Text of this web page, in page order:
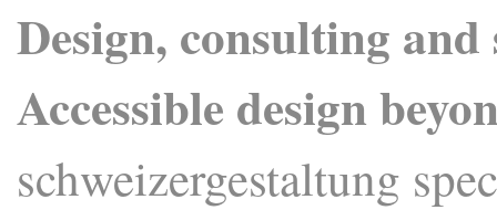
Design, consulting
Accessible design
schweizergestaltung